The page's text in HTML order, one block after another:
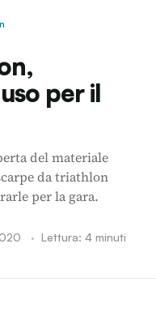
per il
del materiale
da triathlon
per la gara.
· Lettura: 4 minuti